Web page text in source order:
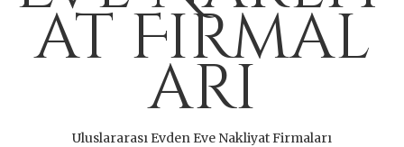
at Firmal
arı
Uluslararası Evden Eve Nakliyat Firmaları